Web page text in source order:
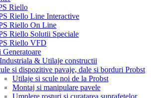
Riello
Riello Line Interactive
Riello On Line
Riello Solutii Speciale
Riello VFD
& Utilaje constructii
si dispozitive pavaje, dale si borduri Probst
Utilaje si scule noi de la Probst
Montaj si manipulare pavele